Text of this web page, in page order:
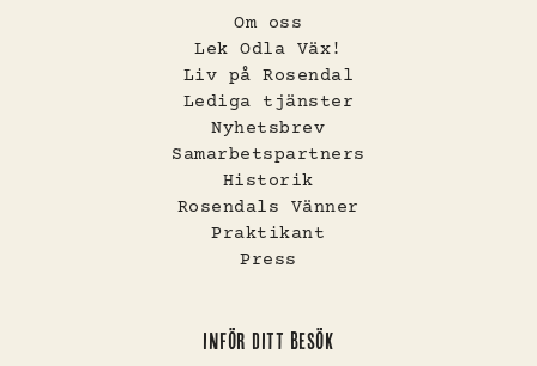
Om oss
Lek Odla Väx!
Liv på Rosendal
Lediga tjänster
Nyhetsbrev
Samarbetspartners
Historik
Rosendals Vänner
Praktikant
Press
INFÖR DITT BESÖK